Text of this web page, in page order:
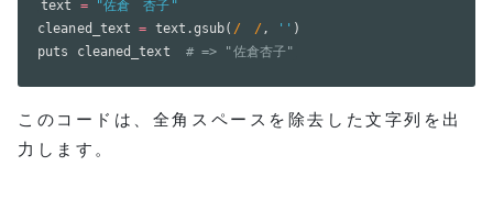
text =
"佐倉　杏子"
cleaned_text = text .gsub( /　/ , '' )
puts cleaned_text # => "佐倉杏子"
このコードは、全角スペースを除去した文字列を出
力します。